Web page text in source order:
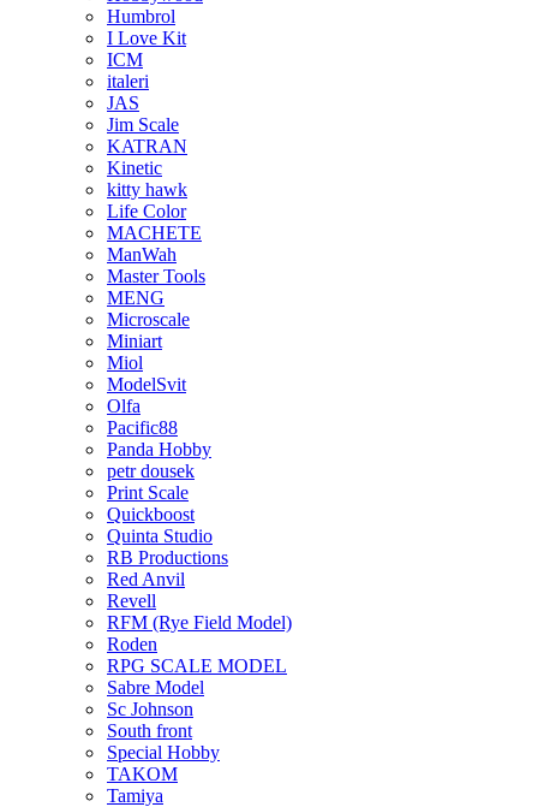
Humbrol
I Love Kit
ICM
italeri
JAS
Jim Scale
KATRAN
Kinetic
kitty hawk
Life Color
MACHETE
ManWah
Master Tools
MENG
Microscale
Miniart
Miol
ModelSvit
Olfa
Pacific88
Panda Hobby
petr dousek
Print Scale
Quickboost
Quinta Studio
RB Productions
Red Anvil
Revell
RFM (Rye Field Model)
Roden
RPG SCALE MODEL
Sabre Model
Sc Johnson
South front
Special Hobby
TAKOM
Tamiya